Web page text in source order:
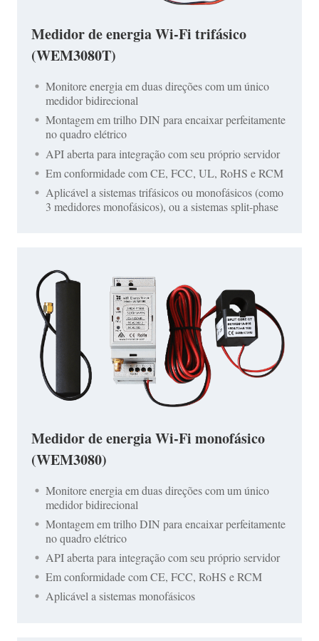
Medidor de energia Wi-Fi trifásico
(WEM3080T)
Monitore energia em duas direções com um único
medidor bidirecional
Montagem em trilho DIN para encaixar perfeitamente
no quadro elétrico
API aberta para integração com seu próprio servidor
Em conformidade com CE, FCC, UL, RoHS e RCM
Aplicável a sistemas trifásicos ou monofásicos (como
3 medidores monofásicos), ou a sistemas split-phase
Medidor de energia Wi-Fi monofásico
(WEM3080)
Monitore energia em duas direções com um único
medidor bidirecional
Montagem em trilho DIN para encaixar perfeitamente
no quadro elétrico
API aberta para integração com seu próprio servidor
Em conformidade com CE, FCC, RoHS e RCM
Aplicável a sistemas monofásicos